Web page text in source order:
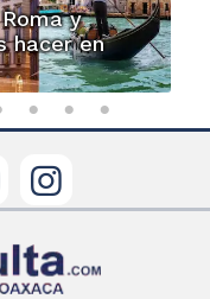
y
hacer en